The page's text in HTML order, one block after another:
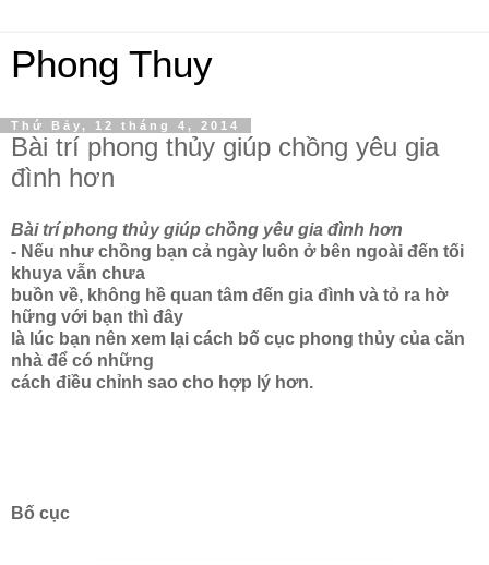
Phong Thuy
Thứ Bảy, 12 tháng 4, 2014
Bài trí phong thủy giúp chồng yêu gia
đình hơn
Bài trí phong thủy giúp chồng yêu gia đình hơn
- Nếu như chồng bạn cả ngày luôn ở bên ngoài đến tối
khuya vẫn chưa
buồn về, không hề quan tâm đến gia đình và tỏ ra hờ
hững với bạn thì đây
là lúc bạn nên xem lại cách bố cục phong thủy của căn
nhà để có những
cách điều chỉnh sao cho hợp lý hơn.
Bố cục